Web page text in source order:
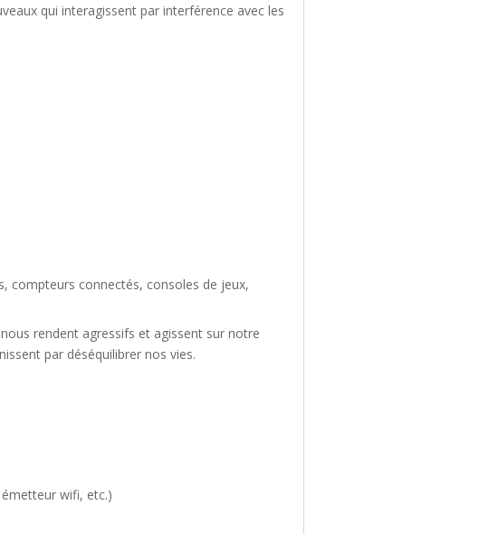
qui interagissent par interférence avec les
compteurs connectés, consoles de jeux,
rendent agressifs et agissent sur notre
par déséquilibrer nos vies.
wifi, etc.)